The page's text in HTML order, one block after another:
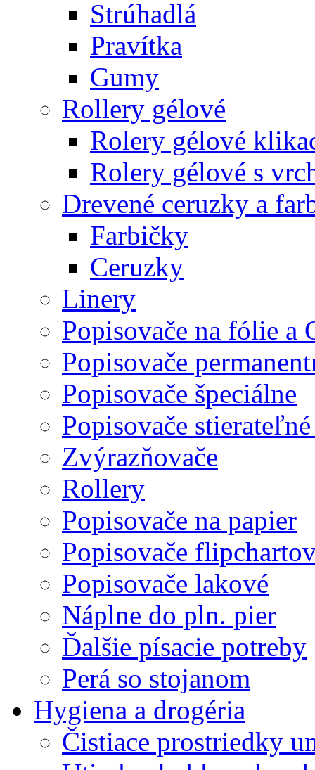
Strúhadlá
Pravítka
Gumy
Rollery gélové
Rolery gélové
Rolery gélové s
Drevené ceruzky a
Farbičky
Ceruzky
Linery
Popisovače na fólie a
Popisovače
Popisovače špeciálne
Popisovače
Zvýrazňovače
Rollery
Popisovače na papier
Popisovače
Popisovače lakové
Náplne do pln. pier
Ďalšie písacie potreby
Perá so stojanom
Hygiena a drogéria
Čistiace prostriedky